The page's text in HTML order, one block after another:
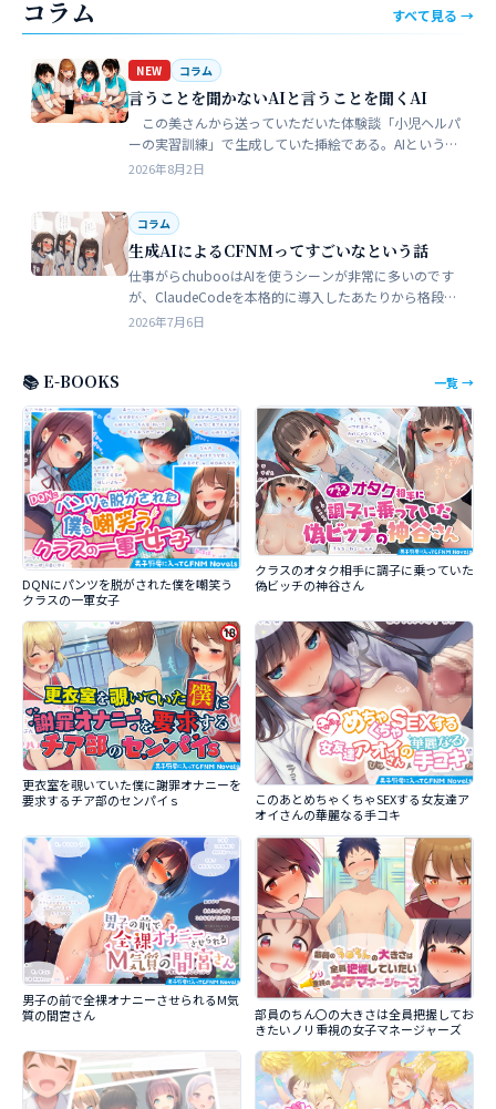
コラム すべて見る →
NEW コラム
言うことを聞かないAIと言うことを聞くAI
この美さんから送っていただいた体験談「小児ヘルパ
ーの実習訓練」で生成していた挿絵である。AIというの
は、どうしても細部が苦手でトークンを積まずにやれる
2026年8月2日
コラム
生成AIによるCFNMってすごいなという話
仕事がらchubooはAIを使うシーンが非常に多いのです
が、ClaudeCodeを本格的に導入したあたりから格段に
やれることが多くなった。昔からときどき思うことがあ
2026年7月6日
📚 E-BOOKS 一覧 →
DQNにパンツを脱がされた僕を嘲笑う
クラスの一軍女子
クラスのオタク相手に調子に乗っていた
偽ビッチの神谷さん
更衣室を覗いていた僕に謝罪オナニーを
要求するチア部のセンパイｓ
このあとめちゃくちゃSEXする女友達ア
オイさんの華麗なる手コキ
男子の前で全裸オナニーさせられるM気
質の間宮さん
部員のちん〇の大きさは全員把握してお
きたいノリ重視の女子マネージャーズ